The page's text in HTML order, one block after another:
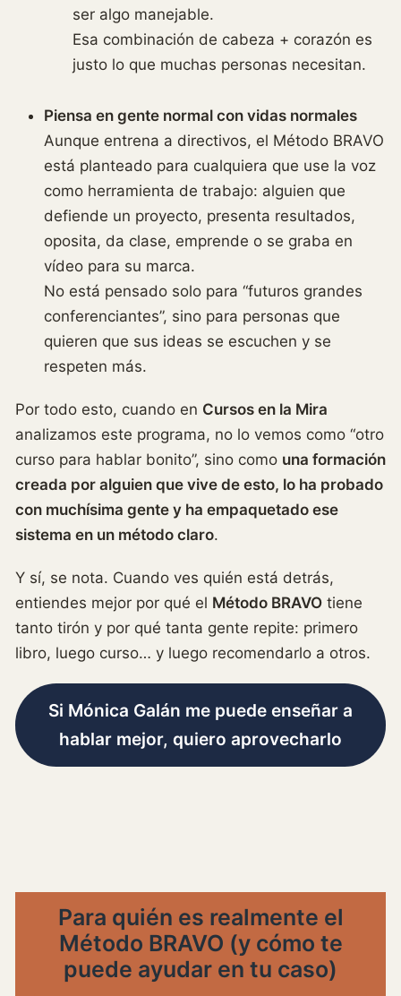
ser algo manejable.
Esa combinación de cabeza + corazón es
justo lo que muchas personas necesitan.
Piensa en gente normal con vidas normales
Aunque entrena a directivos, el Método BRAVO
está planteado para cualquiera que use la voz
como herramienta de trabajo: alguien que
defiende un proyecto, presenta resultados,
oposita, da clase, emprende o se graba en
vídeo para su marca.
No está pensado solo para “futuros grandes
conferenciantes”, sino para personas que
quieren que sus ideas se escuchen y se
respeten más.
Por todo esto, cuando en Cursos en la Mira
analizamos este programa, no lo vemos como “otro
curso para hablar bonito”, sino como una formación
creada por alguien que vive de esto, lo ha probado
con muchísima gente y ha empaquetado ese
sistema en un método claro.
Y sí, se nota. Cuando ves quién está detrás,
entiendes mejor por qué el Método BRAVO tiene
tanto tirón y por qué tanta gente repite: primero
libro, luego curso… y luego recomendarlo a otros.
Si Mónica Galán me puede enseñar a
hablar mejor, quiero aprovecharlo
Para quién es realmente el
Método BRAVO (y cómo te
puede ayudar en tu caso)